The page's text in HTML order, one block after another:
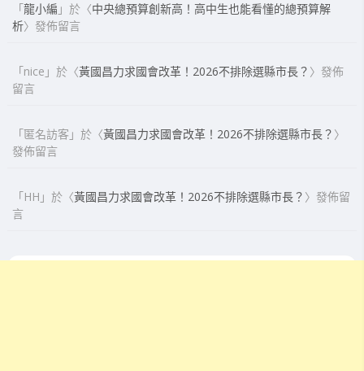
「龍小編 」於〈中央總預算創新高！高中生也能看懂的總預算解
析〉發佈留言
「nice 」於〈黃國昌力求國會改革！2026不排除選縣市長？ 〉發佈
留言
「匿名訪客 」於〈黃國昌力求國會改革！2026不排除選縣市長？ 〉
發佈留言
「HH 」於〈黃國昌力求國會改革！2026不排除選縣市長？ 〉發佈留
言